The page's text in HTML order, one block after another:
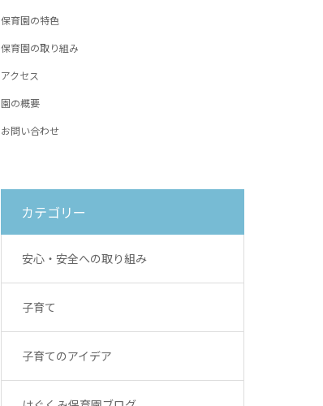
保育園の特色
保育園の取り組み
アクセス
園の概要
お問い合わせ
カテゴリー
安心・安全への取り組み
子育て
子育てのアイデア